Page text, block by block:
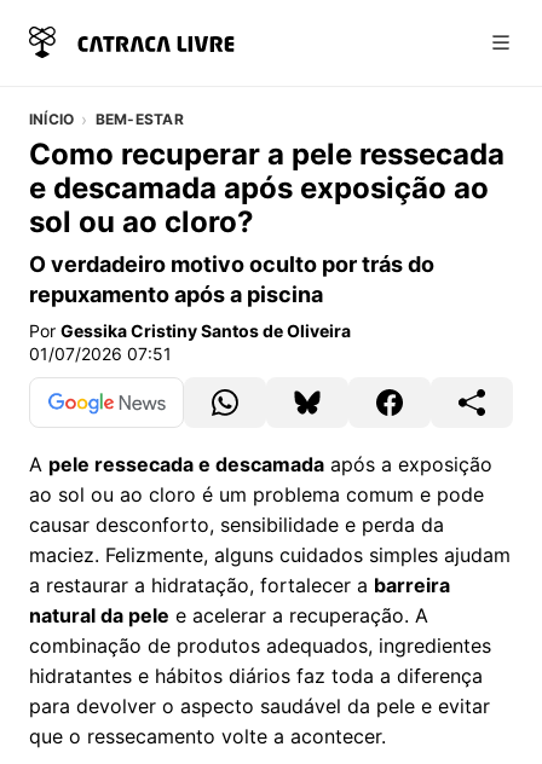
INÍCIO BEM-ESTAR
Como recuperar a pele ressecada
e descamada após exposição ao
sol ou ao cloro?
O verdadeiro motivo oculto por trás do
repuxamento após a piscina
Por Gessika Cristiny Santos de Oliveira
01/07/2026 07:51
A pele ressecada e descamada após a exposição
ao sol ou ao cloro é um problema comum e pode
causar desconforto, sensibilidade e perda da
maciez. Felizmente, alguns cuidados simples ajudam
a restaurar a hidratação, fortalecer a barreira
natural da pele e acelerar a recuperação. A
combinação de produtos adequados, ingredientes
hidratantes e hábitos diários faz toda a diferença
para devolver o aspecto saudável da pele e evitar
que o ressecamento volte a acontecer.